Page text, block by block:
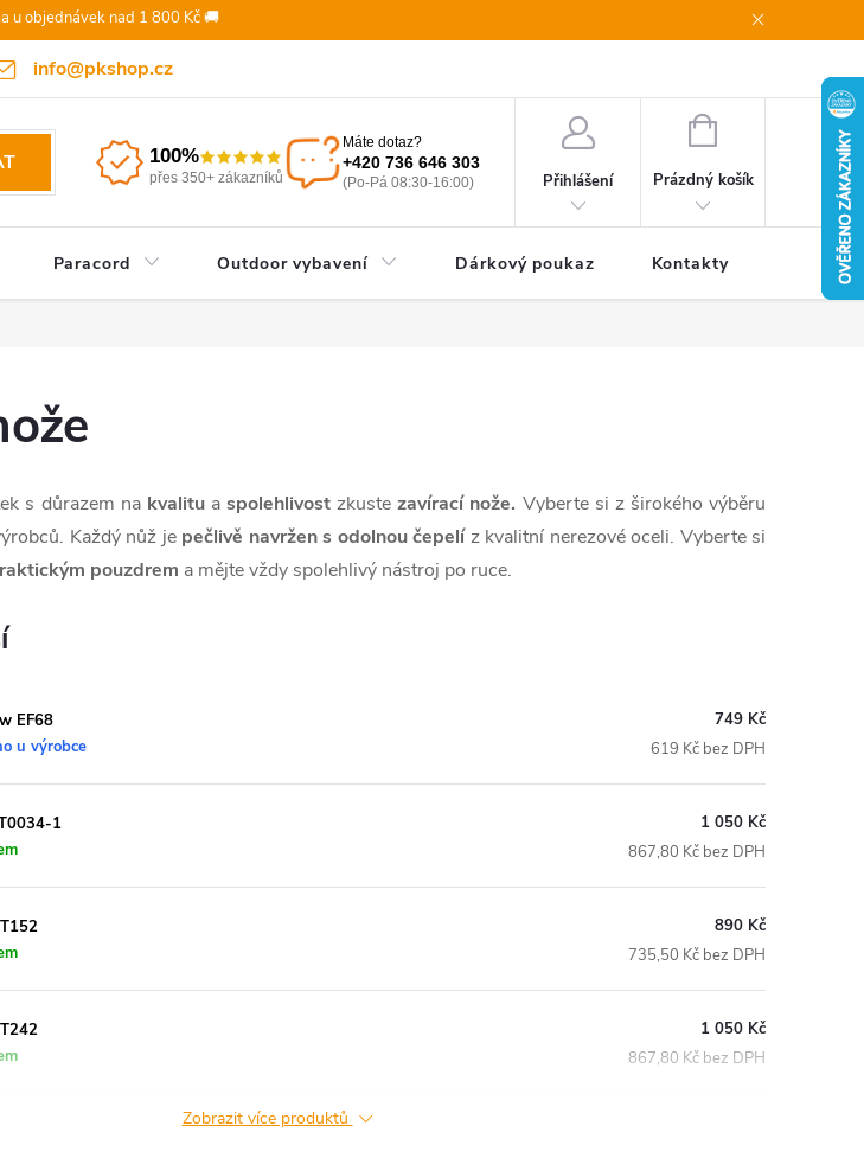
u objednávek nad 1 800 Kč 🚚
info@pkshop.czDoprava a platba
100%
přes 350+ zákazníků
Máte dotaz?
+420 736 646 303
(Po-Pá 08:30-16:00) Přihlášení
NÁKUPNÍ
Prázdný košík
Paracord Outdoor vybavení Dárkový poukaz Kontakty
s důrazem na kvalituaspolehlivost zkustezavírací nože. Vyberte si z širokého výběru
Každý nůž je pečlivě navržen s odolnou čepelíz kvalitní nerezové oceli. Vyberte si
pouzdrem a mějte vždy spolehlivý nástroj po ruce.
EF68
u výrobce
749 Kč
619 Kč bez DPH
1
1 050 Kč
867,80 Kč bez DPH
890 Kč
735,50 Kč bez DPH
1 050 Kč
867,80 Kč bez DPH
Zobrazit více produktů